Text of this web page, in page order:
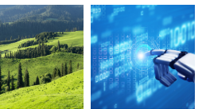
解决方案
方案
产品—碳e管